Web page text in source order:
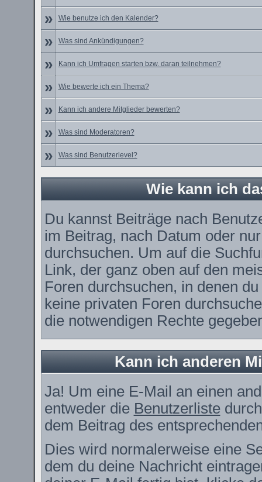
» Wie benutze ich den Kalender?
» Was sind Ankündigungen?
» Kann ich Umfragen starten bzw. daran teilnehmen?
» Wie bewerte ich ein Thema?
» Kann ich andere Mitglieder bewerten?
» Was sind Moderatoren?
» Was sind Benutzerlevel?
Wie kann ich
Du kannst Beiträge nach
im Beitrag, nach Datum oder
durchsuchen. Um auf die
Link, der ganz oben auf den
Foren durchsuchen, in denen
keine privaten Foren
die notwendigen Rechte
Kann ich anderen
Ja! Um eine E-Mail an einen
entweder die Benutzerliste
dem Beitrag des
Dies wird normalerweise eine
dem du deine Nachricht